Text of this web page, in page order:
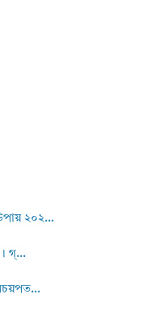
২০২...
গ্...